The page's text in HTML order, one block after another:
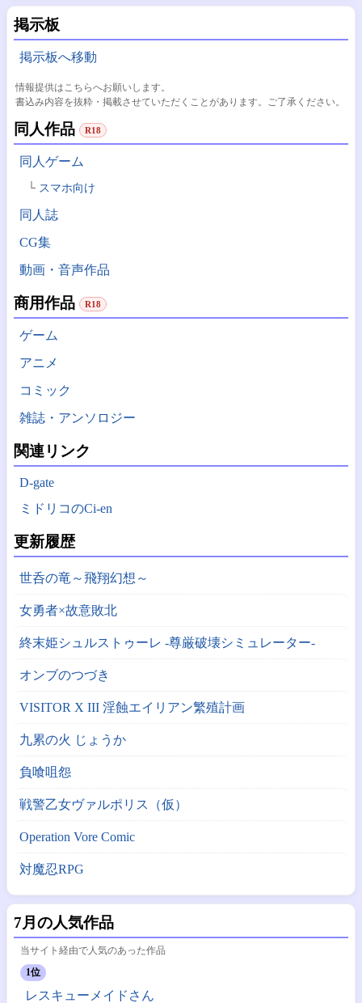
掲示板
掲示板へ移動
情報提供はこちらへお願いします。
書込み内容を抜粋・掲載させていただくことがあります。ご了承ください。
同人作品 R18
同人ゲーム
スマホ向け
同人誌
CG集
動画・音声作品
商用作品 R18
ゲーム
アニメ
コミック
雑誌・アンソロジー
関連リンク
D-gate
ミドリコのCi-en
更新履歴
世呑の竜～飛翔幻想～
女勇者×故意敗北
終末姫シュルストゥーレ -尊厳破壊シミュレーター-
オンブのつづき
VISITOR X III 淫蝕エイリアン繁殖計画
九累の火 じょうか
負喰咀怨
戦警乙女ヴァルポリス（仮）
Operation Vore Comic
対魔忍RPG
7月の人気作品
当サイト経由で人気のあった作品
1位
レスキューメイドさん